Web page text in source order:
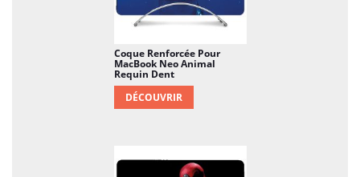
Coque Renforcée Pour
MacBook Neo Animal
Requin Dent
DÉCOUVRIR